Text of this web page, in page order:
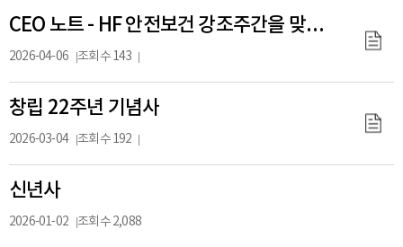
CEO 노트 - HF 안전보건 강조주간을 맞이하며
2026-04-06 조회수 143
창립 22주년 기념사
2026-03-04 조회수 192
신년사
2026-01-02 조회수 2,088